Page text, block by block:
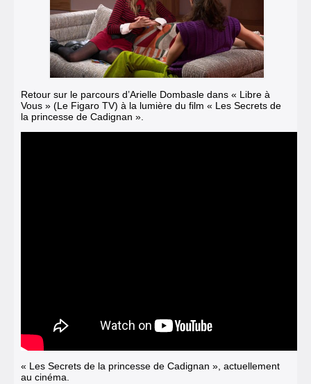
Retour sur le parcours d’Arielle Dombasle dans « Libre à
Vous » (Le Figaro TV) à la lumière du film « Les Secrets de
la princesse de Cadignan ».
« Les Secrets de la princesse de Cadignan », actuellement
au cinéma.